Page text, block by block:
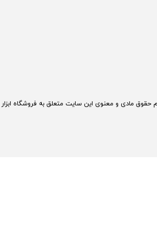
حقوق مادی و معنوی این سایت متعلق به فروشگاه